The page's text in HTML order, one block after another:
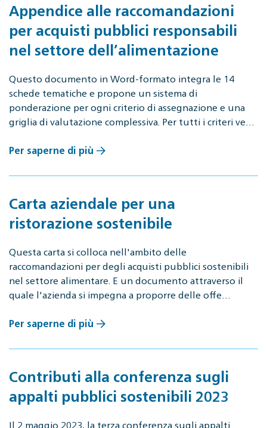
Appendice alle raccomandazioni
per acquisti pubblici responsabili
nel settore dell’alimentazione
Questo documento in Word-formato integra le 14
schede tematiche e propone un sistema di
ponderazione per ogni criterio di assegnazione e una
griglia di valutazione complessiva. Per tutti i criteri ve…
Per saperne di più
Carta aziendale per una
ristorazione sostenibile
Questa carta si colloca nell'ambito delle
raccomandazioni per degli acquisti pubblici sostenibili
nel settore alimentare. E un documento attraverso il
quale l'azienda si impegna a proporre delle offe…
Per saperne di più
Contributi alla conferenza sugli
appalti pubblici sostenibili 2023
Il 2 maggio 2023, la terza conferenza sugli appalti